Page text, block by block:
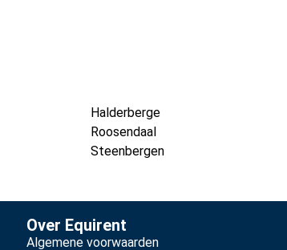
Halderberge
Roosendaal
Steenbergen
Over Equirent
Algemene voorwaarden